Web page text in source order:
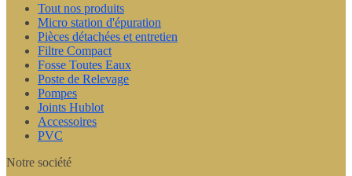
Tout nos produits
Micro station d'épuration
Pièces détachées et entretien
Filtre Compact
Fosse Toutes Eaux
Poste de Relevage
Pompes
Joints Hublot
Accessoires
PVC
Notre société